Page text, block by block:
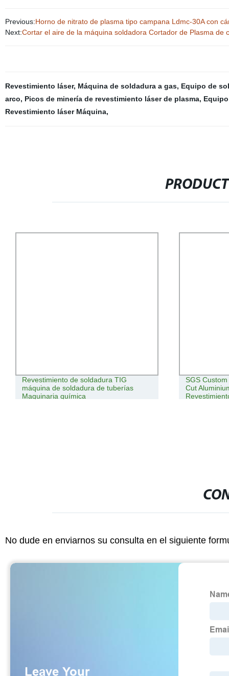
Previous:Horno de nitrato de plasma tipo campana Ldmc-30A con
Next:Cortar el aire de la máquina soldadora Cortador de Plasma de
Revestimiento láser, Máquina de soldadura a gas, Equipo de
arco, Picos de minería de revestimiento láser de plasma,
Revestimiento láser Máquina,
Revestimiento de soldadura TIG
máquina de soldadura de tuberías
Maquinaria química
SGS
Cut
No dude en enviarnos su consulta en el siguiente